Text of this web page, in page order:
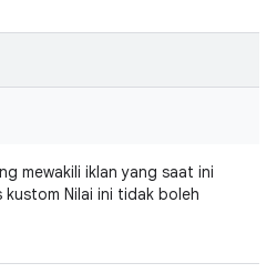
mewakili iklan yang saat ini
Nilai ini tidak boleh